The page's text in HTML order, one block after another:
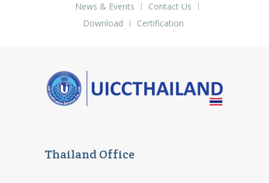
News & Events
Contact Us
Download
Certification
Thailand Office